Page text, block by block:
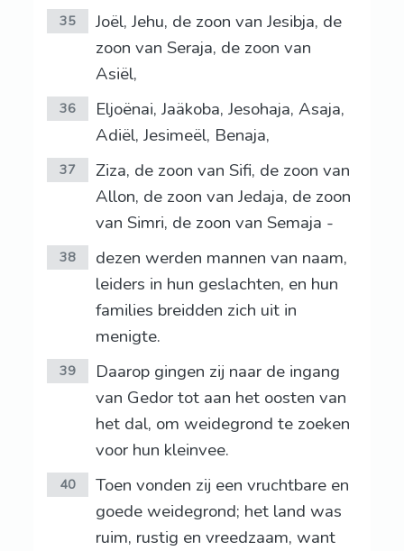
35
Joël, Jehu, de zoon van Jesibja, de
zoon van Seraja, de zoon van
Asiël,
36
Eljoënai, Jaäkoba, Jesohaja, Asaja,
Adiël, Jesimeël, Benaja,
37
Ziza, de zoon van Sifi, de zoon van
Allon, de zoon van Jedaja, de zoon
van Simri, de zoon van Semaja -
38
dezen werden mannen van naam,
leiders in hun geslachten, en hun
families breidden zich uit in
menigte.
39
Daarop gingen zij naar de ingang
van Gedor tot aan het oosten van
het dal, om weidegrond te zoeken
voor hun kleinvee.
40
Toen vonden zij een vruchtbare en
goede weidegrond; het land was
ruim, rustig en vreedzaam, want